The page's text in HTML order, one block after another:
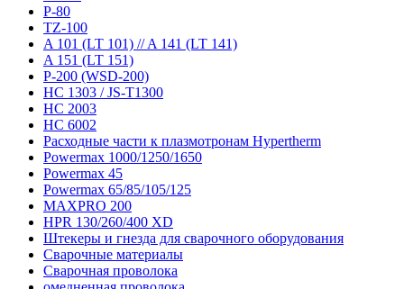
P-80
TZ-100
A 101 (LT 101) // A 141 (LT 141)
A 151 (LT 151)
P-200 (WSD-200)
HC 1303 / JS-T1300
HC 2003
HC 6002
Расходные части к плазмотронам Hypertherm
Powermax 1000/1250/1650
Powermax 45
Powermax 65/85/105/125
MAXPRO 200
HPR 130/260/400 XD
Штекеры и гнезда для сварочного оборудования
Сварочные материалы
Сварочная проволока